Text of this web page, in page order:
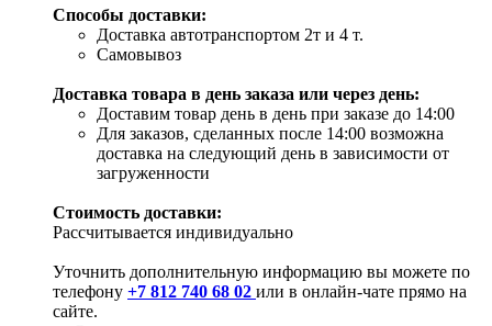
Способы доставки:
Доставка автотранспортом 2т и 4 т.
Самовывоз
Доставка товара в день заказа или через день:
Доставим товар день в день при заказе до 14:00
Для заказов, сделанных после 14:00 возможна
доставка на следующий день в зависимости от
загруженности
Стоимость доставки:
Рассчитывается индивидуально
Уточнить дополнительную информацию вы можете по
телефону +7 812 740 68 02 или в онлайн-чате прямо на
сайте.